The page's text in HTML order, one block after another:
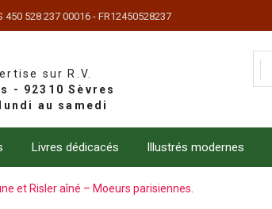
450 528 237 00016 - FR12450528237
sur R.V.
Livres dédicacés Illustrés modernes
et Risler aîné – Moeurs parisiennes.